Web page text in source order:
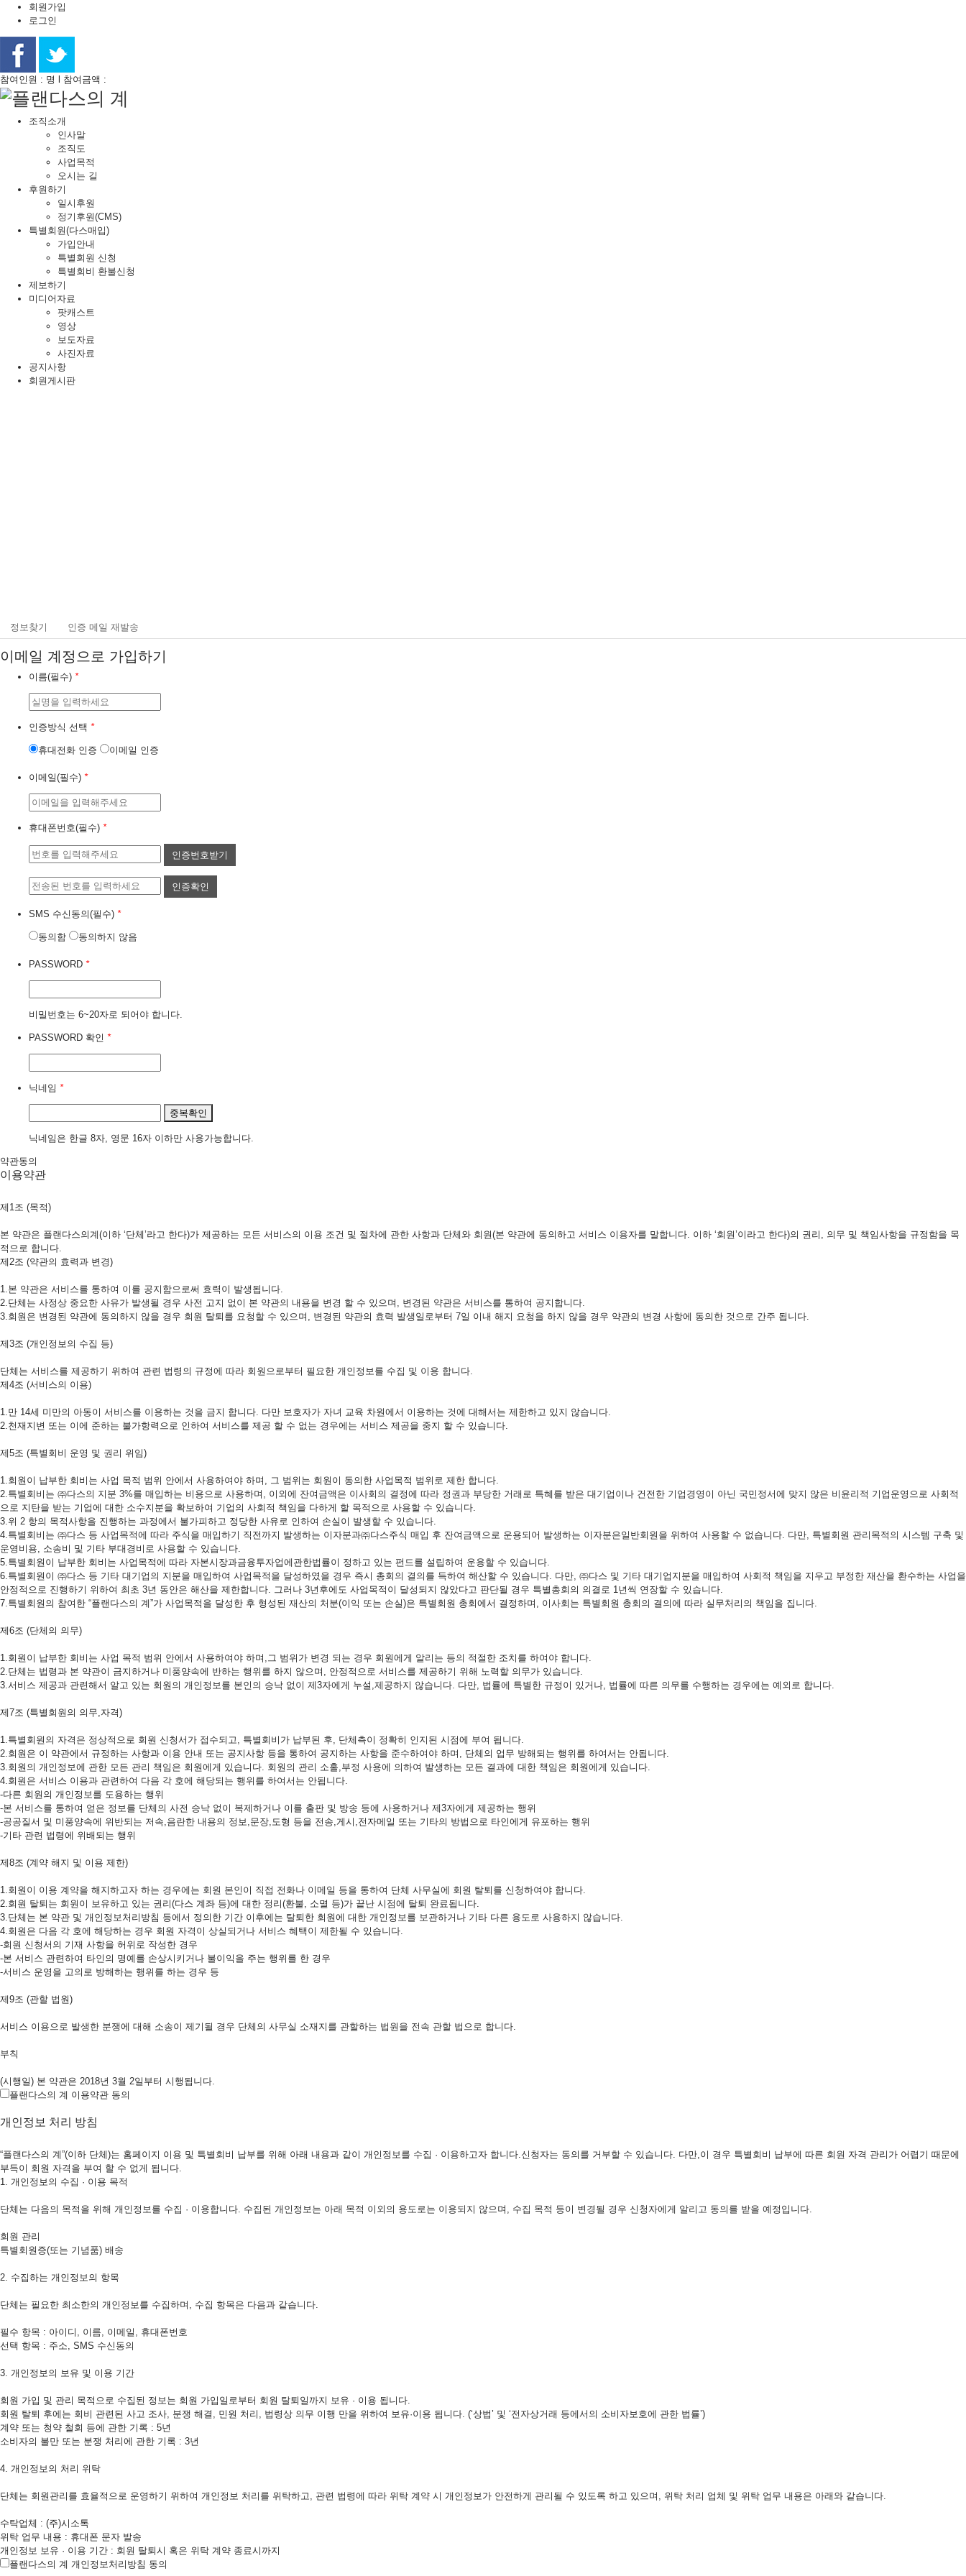
회원가입
로그인
참여인원 : 명 l 참여금액 :
조직소개
인사말
조직도
사업목적
오시는 길
후원하기
일시후원
정기후원(CMS)
특별회원(다스매입)
가입안내
특별회원 신청
특별회비 환불신청
제보하기
미디어자료
팟캐스트
영상
보도자료
사진자료
공지사항
회원게시판
정보찾기 인증 메일 재발송
이메일 계정으로 가입하기
이름(필수) *
인증방식 선택 *
휴대전화 인증 이메일 인증
이메일(필수) *
휴대폰번호(필수) *
인증번호받기
인증확인
SMS 수신동의(필수) *
동의함 동의하지 않음
PASSWORD *
비밀번호는 6~20자로 되어야 합니다.
PASSWORD 확인 *
닉네임 *
중복확인
닉네임은 한글 8자, 영문 16자 이하만 사용가능합니다.
약관동의
이용약관
제1조 (목적)
본 약관은 플랜다스의계(이하 ‘단체’라고 한다)가 제공하는 모든 서비스의 이용 조건 및 절차에 관한 사항과 단체와 회원(본 약관에 동의하고 서비스 이용자를 말합니다. 이하 ‘회원’이라고 한다)의 권리, 의무 및 책임사항을 규정함을 목
적으로 합니다.
제2조 (약관의 효력과 변경)
1.본 약관은 서비스를 통하여 이를 공지함으로써 효력이 발생됩니다.
2.단체는 사정상 중요한 사유가 발생될 경우 사전 고지 없이 본 약관의 내용을 변경 할 수 있으며, 변경된 약관은 서비스를 통하여 공지합니다.
3.회원은 변경된 약관에 동의하지 않을 경우 회원 탈퇴를 요청할 수 있으며, 변경된 약관의 효력 발생일로부터 7일 이내 해지 요청을 하지 않을 경우 약관의 변경 사항에 동의한 것으로 간주 됩니다.
제3조 (개인정보의 수집 등)
단체는 서비스를 제공하기 위하여 관련 법령의 규정에 따라 회원으로부터 필요한 개인정보를 수집 및 이용 합니다.
제4조 (서비스의 이용)
1.만 14세 미만의 아동이 서비스를 이용하는 것을 금지 합니다. 다만 보호자가 자녀 교육 차원에서 이용하는 것에 대해서는 제한하고 있지 않습니다.
2.천재지변 또는 이에 준하는 불가항력으로 인하여 서비스를 제공 할 수 없는 경우에는 서비스 제공을 중지 할 수 있습니다.
제5조 (특별회비 운영 및 권리 위임)
1.회원이 납부한 회비는 사업 목적 범위 안에서 사용하여야 하며, 그 범위는 회원이 동의한 사업목적 범위로 제한 합니다.
2.특별회비는 ㈜다스의 지분 3%를 매입하는 비용으로 사용하며, 이외에 잔여금액은 이사회의 결정에 따라 정권과 부당한 거래로 특혜를 받은 대기업이나 건전한 기업경영이 아닌 국민정서에 맞지 않은 비윤리적 기업운영으로 사회적
으로 지탄을 받는 기업에 대한 소수지분을 확보하여 기업의 사회적 책임을 다하게 할 목적으로 사용할 수 있습니다.
3.위 2 항의 목적사항을 진행하는 과정에서 불가피하고 정당한 사유로 인하여 손실이 발생할 수 있습니다.
4.특별회비는 ㈜다스 등 사업목적에 따라 주식을 매입하기 직전까지 발생하는 이자분과㈜다스주식 매입 후 잔여금액으로 운용되어 발생하는 이자분은일반회원을 위하여 사용할 수 없습니다. 다만, 특별회원 관리목적의 시스템 구축 및
운영비용, 소송비 및 기타 부대경비로 사용할 수 있습니다.
5.특별회원이 납부한 회비는 사업목적에 따라 자본시장과금융투자업에관한법률이 정하고 있는 펀드를 설립하여 운용할 수 있습니다.
6.특별회원이 ㈜다스 등 기타 대기업의 지분을 매입하여 사업목적을 달성하였을 경우 즉시 총회의 결의를 득하여 해산할 수 있습니다. 다만, ㈜다스 및 기타 대기업지분을 매입하여 사회적 책임을 지우고 부정한 재산을 환수하는 사업을
안정적으로 진행하기 위하여 최초 3년 동안은 해산을 제한합니다. 그러나 3년후에도 사업목적이 달성되지 않았다고 판단될 경우 특별총회의 의결로 1년씩 연장할 수 있습니다.
7.특별회원의 참여한 “플랜다스의 계”가 사업목적을 달성한 후 형성된 재산의 처분(이익 또는 손실)은 특별회원 총회에서 결정하며, 이사회는 특별회원 총회의 결의에 따라 실무처리의 책임을 집니다.
제6조 (단체의 의무)
1.회원이 납부한 회비는 사업 목적 범위 안에서 사용하여야 하며,그 범위가 변경 되는 경우 회원에게 알리는 등의 적절한 조치를 하여야 합니다.
2.단체는 법령과 본 약관이 금지하거나 미풍양속에 반하는 행위를 하지 않으며, 안정적으로 서비스를 제공하기 위해 노력할 의무가 있습니다.
3.서비스 제공과 관련해서 알고 있는 회원의 개인정보를 본인의 승낙 없이 제3자에게 누설,제공하지 않습니다. 다만, 법률에 특별한 규정이 있거나, 법률에 따른 의무를 수행하는 경우에는 예외로 합니다.
제7조 (특별회원의 의무,자격)
1.특별회원의 자격은 정상적으로 회원 신청서가 접수되고, 특별회비가 납부된 후, 단체측이 정확히 인지된 시점에 부여 됩니다.
2.회원은 이 약관에서 규정하는 사항과 이용 안내 또는 공지사항 등을 통하여 공지하는 사항을 준수하여야 하며, 단체의 업무 방해되는 행위를 하여서는 안됩니다.
3.회원의 개인정보에 관한 모든 관리 책임은 회원에게 있습니다. 회원의 관리 소홀,부정 사용에 의하여 발생하는 모든 결과에 대한 책임은 회원에게 있습니다.
4.회원은 서비스 이용과 관련하여 다음 각 호에 해당되는 행위를 하여서는 안됩니다.
-다른 회원의 개인정보를 도용하는 행위
-본 서비스를 통하여 얻은 정보를 단체의 사전 승낙 없이 복제하거나 이를 출판 및 방송 등에 사용하거나 제3자에게 제공하는 행위
-공공질서 및 미풍양속에 위반되는 저속,음란한 내용의 정보,문장,도형 등을 전송,게시,전자메일 또는 기타의 방법으로 타인에게 유포하는 행위
-기타 관련 법령에 위배되는 행위
제8조 (계약 해지 및 이용 제한)
1.회원이 이용 계약을 해지하고자 하는 경우에는 회원 본인이 직접 전화나 이메일 등을 통하여 단체 사무실에 회원 탈퇴를 신청하여야 합니다.
2.회원 탈퇴는 회원이 보유하고 있는 권리(다스 계좌 등)에 대한 정리(환불, 소멸 등)가 끝난 시점에 탈퇴 완료됩니다.
3.단체는 본 약관 및 개인정보처리방침 등에서 정의한 기간 이후에는 탈퇴한 회원에 대한 개인정보를 보관하거나 기타 다른 용도로 사용하지 않습니다.
4.회원은 다음 각 호에 해당하는 경우 회원 자격이 상실되거나 서비스 혜택이 제한될 수 있습니다.
-회원 신청서의 기재 사항을 허위로 작성한 경우
-본 서비스 관련하여 타인의 명예를 손상시키거나 불이익을 주는 행위를 한 경우
-서비스 운영을 고의로 방해하는 행위를 하는 경우 등
제9조 (관할 법원)
서비스 이용으로 발생한 분쟁에 대해 소송이 제기될 경우 단체의 사무실 소재지를 관할하는 법원을 전속 관할 법으로 합니다.
부칙
(시행일) 본 약관은 2018년 3월 2일부터 시행됩니다.
플랜다스의 계 이용약관 동의
개인정보 처리 방침
“플랜다스의 계”(이하 단체)는 홈페이지 이용 및 특별회비 납부를 위해 아래 내용과 같이 개인정보를 수집 · 이용하고자 합니다.신청자는 동의를 거부할 수 있습니다. 다만,이 경우 특별회비 납부에 따른 회원 자격 관리가 어렵기 때문에
부득이 회원 자격을 부여 할 수 없게 됩니다.
1. 개인정보의 수집 · 이용 목적
단체는 다음의 목적을 위해 개인정보를 수집 · 이용합니다. 수집된 개인정보는 아래 목적 이외의 용도로는 이용되지 않으며, 수집 목적 등이 변경될 경우 신청자에게 알리고 동의를 받을 예정입니다.
회원 관리
특별회원증(또는 기념품) 배송
2. 수집하는 개인정보의 항목
단체는 필요한 최소한의 개인정보를 수집하며, 수집 항목은 다음과 같습니다.
필수 항목 : 아이디, 이름, 이메일, 휴대폰번호
선택 항목 : 주소, SMS 수신동의
3. 개인정보의 보유 및 이용 기간
회원 가입 및 관리 목적으로 수집된 정보는 회원 가입일로부터 회원 탈퇴일까지 보유 · 이용 됩니다.
회원 탈퇴 후에는 회비 관련된 사고 조사, 분쟁 해결, 민원 처리, 법령상 의무 이행 만을 위하여 보유·이용 됩니다. (‘상법’ 및 ‘전자상거래 등에서의 소비자보호에 관한 법률’)
계약 또는 청약 철회 등에 관한 기록 : 5년
소비자의 불만 또는 분쟁 처리에 관한 기록 : 3년
4. 개인정보의 처리 위탁
단체는 회원관리를 효율적으로 운영하기 위하여 개인정보 처리를 위탁하고, 관련 법령에 따라 위탁 계약 시 개인정보가 안전하게 관리될 수 있도록 하고 있으며, 위탁 처리 업체 및 위탁 업무 내용은 아래와 같습니다.
수탁업체 : (주)시소톡
위탁 업무 내용 : 휴대폰 문자 발송
개인정보 보유 · 이용 기간 : 회원 탈퇴시 혹은 위탁 계약 종료시까지
플랜다스의 계 개인정보처리방침 동의